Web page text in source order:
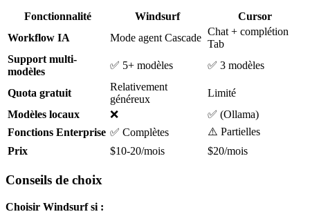
Fonctionnalité Windsurf
Cursor
Workflow IA
Mode agent Cascade
Chat + complétion
Tab
Support multi-
modèles
✅ 5+ modèles ✅ 3 modèles
Quota gratuit
Relativement
généreux
Limité
Modèles locaux
❌
✅ (Ollama)
Fonctions Enterprise ✅ Complètes
⚠️ Partielles
Prix
$10-20/mois $20/mois
Conseils de choix
Choisir Windsurf si :